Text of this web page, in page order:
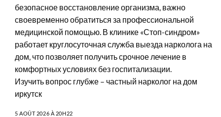
безопасное восстановление организма, важно
своевременно обратиться за профессиональной
медицинской помощью. В клинике «Стоп-синдром»
работает круглосуточная служба выезда нарколога на
дом, что позволяет получить срочное лечение в
комфортных условиях без госпитализации.
Изучить вопрос глубже – частный нарколог на дом
иркутск
5 AOÛT 2026 À 20H22